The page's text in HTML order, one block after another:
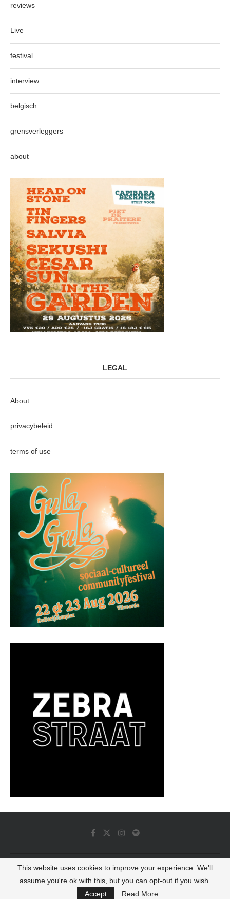
reviews
Live
festival
interview
belgisch
grensverleggers
about
LEGAL
About
privacybeleid
terms of use
© 2022 - Luminous Dash All Rights Reserved
BACK TO TOP
This website uses cookies to improve your experience. We'll
assume you're ok with this, but you can opt-out if you wish.
Accept
Read More